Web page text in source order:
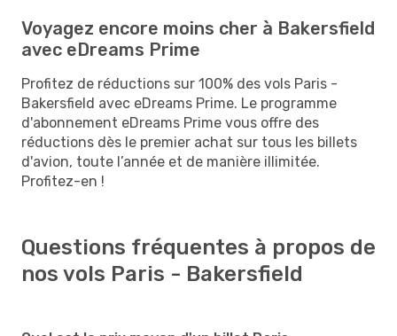
Voyagez encore moins cher à Bakersfield
avec eDreams Prime
Profitez de réductions sur 100% des vols Paris -
Bakersfield avec eDreams Prime. Le programme
d'abonnement eDreams Prime vous offre des
réductions dès le premier achat sur tous les billets
d'avion, toute l’année et de manière illimitée.
Profitez-en !
Questions fréquentes à propos de
nos vols Paris - Bakersfield